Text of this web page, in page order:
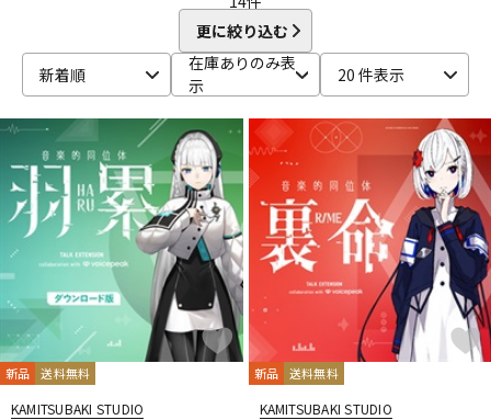
ベース ウクレレ
ドラム パーカッション
キーボード 電子ピアノ
管楽器 その他楽器
更に絞り込む
新着順
在庫ありのみ表
示
20 件表示
新品 送料無料
KAMITSUBAKI STUDIO
新品 送料無料
KAMITSUBAKI STUDIO